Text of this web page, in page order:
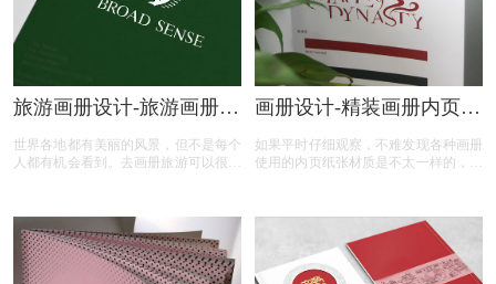
旅游画册设计-旅游画册设
世界各地都有美丽的风景，但不是每个
人都有机会看到。去画册旅游可以很好
本文向你介绍旅游画册设计的特点要素
都包含那些
画册设计-精装画册内页用
如果平时仔细观察，不难发现各种画册
使用的内页纸张材质是不太一样的，有
一些高端精装画册的则会使用质量较高
的纸张。那精装画册内页一般都是什么